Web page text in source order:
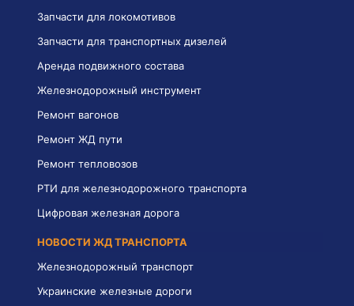
Запчасти для локомотивов
Запчасти для транспортных дизелей
Аренда подвижного состава
Железнодорожный инструмент
Ремонт вагонов
Ремонт ЖД пути
Ремонт тепловозов
РТИ для железнодорожного транспорта
Цифровая железная дорога
НОВОСТИ ЖД ТРАНСПОРТА
Железнодорожный транспорт
Украинские железные дороги